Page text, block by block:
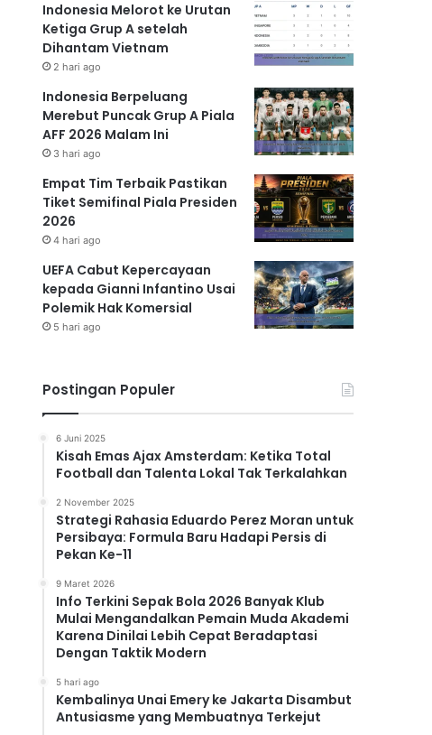
Indonesia Melorot ke Urutan
Ketiga Grup A setelah
Dihantam Vietnam
2 hari ago
Indonesia Berpeluang
Merebut Puncak Grup A Piala
AFF 2026 Malam Ini
3 hari ago
Empat Tim Terbaik Pastikan
Tiket Semifinal Piala Presiden
2026
4 hari ago
UEFA Cabut Kepercayaan
kepada Gianni Infantino Usai
Polemik Hak Komersial
5 hari ago
Postingan Populer
6 Juni 2025
Kisah Emas Ajax Amsterdam: Ketika Total
Football dan Talenta Lokal Tak Terkalahkan
2 November 2025
Strategi Rahasia Eduardo Perez Moran untuk
Persibaya: Formula Baru Hadapi Persis di
Pekan Ke-11
9 Maret 2026
Info Terkini Sepak Bola 2026 Banyak Klub
Mulai Mengandalkan Pemain Muda Akademi
Karena Dinilai Lebih Cepat Beradaptasi
Dengan Taktik Modern
5 hari ago
Kembalinya Unai Emery ke Jakarta Disambut
Antusiasme yang Membuatnya Terkejut